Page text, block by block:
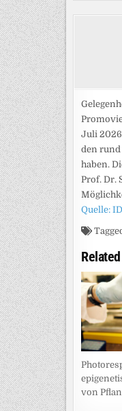
Juli 2026
den
haben.
Prof. Dr.
Quelle:
von